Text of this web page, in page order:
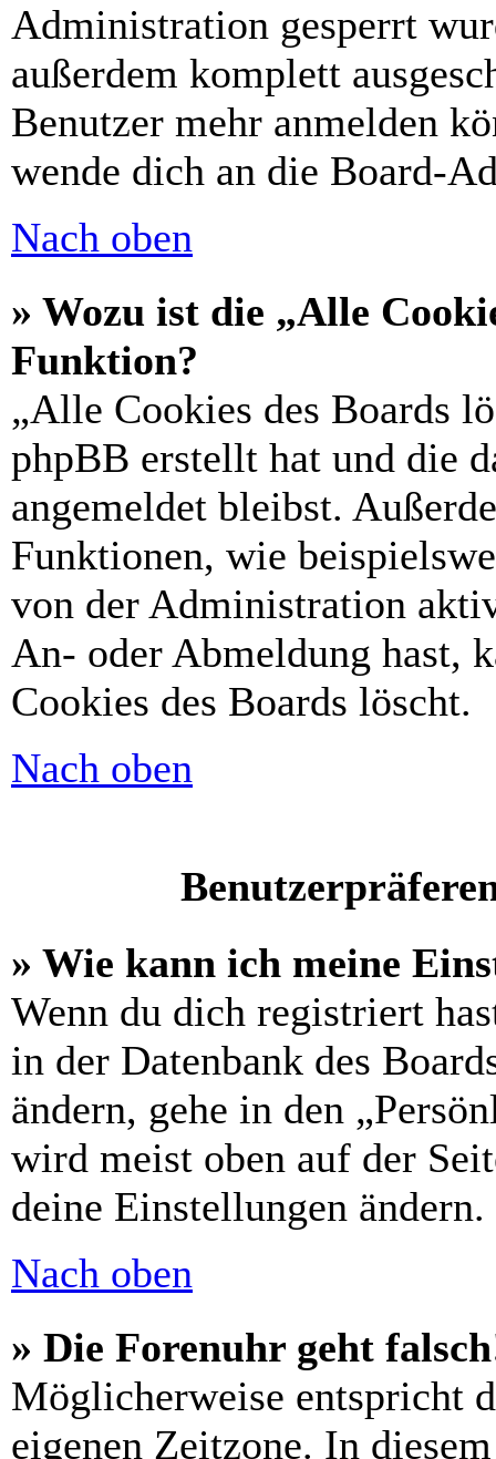
Administration gesperrt
außerdem komplett
Benutzer mehr anmelden
wende dich an die Board-
Nach oben
» Wozu ist die „Alle
Funktion?
„Alle Cookies des Boards
phpBB erstellt hat und die
angemeldet bleibst.
Funktionen, wie
von der Administration
An- oder Abmeldung hast,
Cookies des Boards löscht.
Nach oben
» Wie kann ich meine
Wenn du dich registriert
in der Datenbank des
ändern, gehe in den
wird meist oben auf der
deine Einstellungen ändern.
Nach oben
» Die Forenuhr geht
Möglicherweise entspricht
eigenen Zeitzone. In